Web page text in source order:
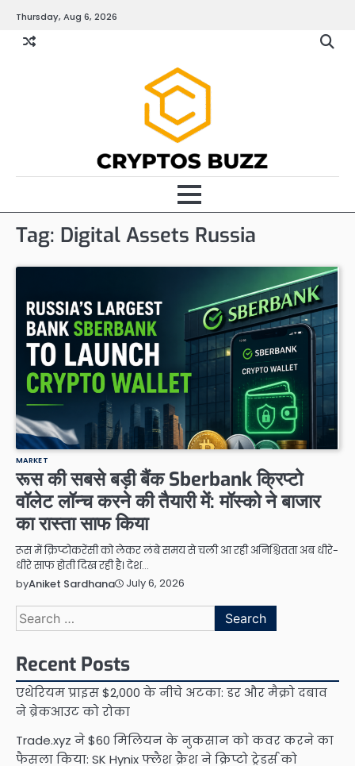
content
Thursday, Aug 6, 2026
Tag: Digital Assets Russia
MARKET
रूस की सबसे बड़ी बैंक Sberbank क्रिप्टो
वॉलेट लॉन्च करने की तैयारी में: मॉस्को ने बाजार
का रास्ता साफ किया
रूस में क्रिप्टोकरेंसी को लेकर लंबे समय से चली आ रही अनिश्चितता अब धीरे-
धीरे साफ होती दिख रही है। देश…
byAniket Sardhana July 6, 2026
Search
for:
Recent Posts
एथेरियम प्राइस $2,000 के नीचे अटका: डर और मैक्रो दबाव
ने ब्रेकआउट को रोका
Trade.xyz ने $60 मिलियन के नुकसान को कवर करने का
फैसला किया: SK Hynix फ्लैश क्रैश ने क्रिप्टो ट्रेडर्स को